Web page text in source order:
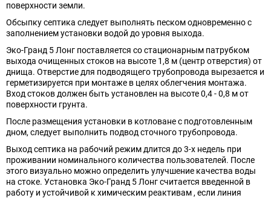
поверхности земли.
Обсыпку септика следует выполнять песком одновременно с
заполнением установки водой до уровня выхода.
Эко-Гранд 5 Лонг поставляется со стационарным патрубком
выхода очищенных стоков на высоте 1,8 м (центр отверстия) от
днища. Отверстие для подводящего трубопровода вырезается и
герметизируется при монтаже в целях облегчения монтажа.
Вход стоков должен быть установлен на высоте 0,4 - 0,8 м от
поверхности грунта.
После размещения установки в котловане с подготовленным
дном, следует выполнить подвод сточного трубопровода.
Выход септика на рабочий режим длится до 3-х недель при
проживании номинального количества пользователей. После
этого визуально можно определить улучшение качества воды
на стоке. Установка Эко-Гранд 5 Лонг считается введенной в
работу и устойчивой к химическим реактивам , если линия